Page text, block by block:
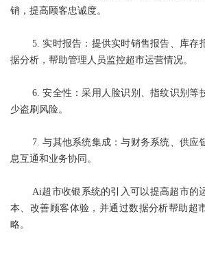
销，提高顾客忠诚度。
5. 实时报告：提供实时销售报告、库存
据分析，帮助管理人员监控超市运营情况。
6. 安全性：采用人脸识别、指纹识别等
少盗刷风险。
7. 与其他系统集成：与财务系统、供应
息互通和业务协同。
Ai超市收银系统的引入可以提高超市的
本、改善顾客体验，并通过数据分析帮助超
略。